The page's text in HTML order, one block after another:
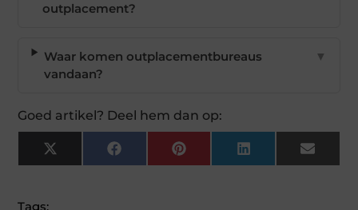
outplacement?
Waar komen outplacementbureaus
vandaan?
▼
Goed artikel? Deel hem dan op:
X
(Twitter)
FacebookPinterest LinkedIn Email
Tags: